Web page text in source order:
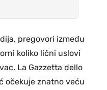
pregovori između
koliko lični uslovi
La Gazzetta dello
očekuje znatno veću